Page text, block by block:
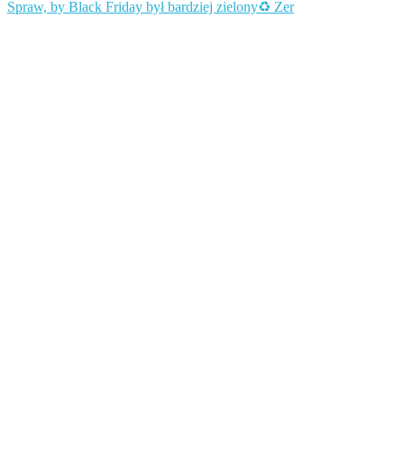
Spraw, by Black Friday był bardziej zielony♻️ Zer